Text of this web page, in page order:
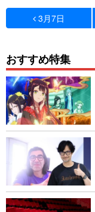
3月7日
おすすめ特集